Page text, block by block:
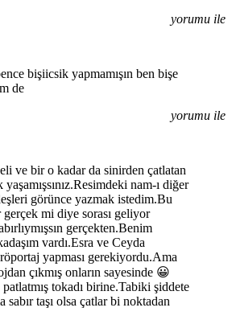
yorumu ile
bişiicsik yapmamışın ben bişe
de
yorumu ile
ve bir o kadar da sinirden çatlatan
nam-ı diğer
görünce yazmak istedim.Bu
gerçek mi diye sorası geliyor
gerçekten.Benim
vardı.Esra ve Ceyda
yapması gerekiyordu.Ama
çıkmış onların sayesinde 😀
tokadı birine.Tabiki şiddete
sabır taşı olsa çatlar bi noktadan